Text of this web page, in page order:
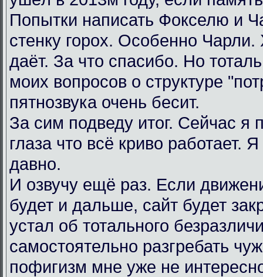
Попытки написать Фокселю и
стенку горох. Особенно Чарли.
даёт. За что спасибо. Но
моих вопросов о структуре
пятнозвука очень бесит.
За сим подведу итог. Сейчас я
глаза что всё криво работает.
давно.
И озвучу ещё раз. Если
будет и дальше, сайт будет
устал об тотального
самостоятельно разгребать
пофигизм мне уже не